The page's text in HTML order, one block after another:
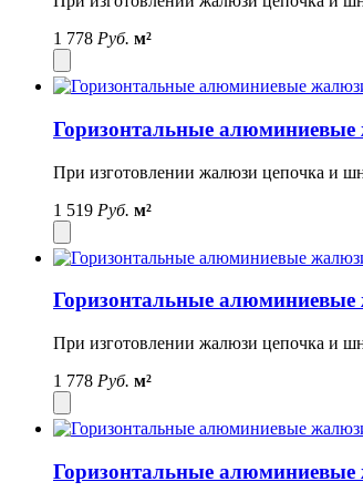
1 778 Руб. м²
Горизонтальные
При изготовлении жалюзи цепочка и
1 519 Руб. м²
Горизонтальные
При изготовлении жалюзи цепочка и
1 778 Руб. м²
Горизонтальные